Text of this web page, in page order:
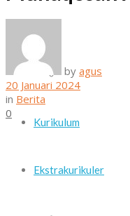
Sarana dan
Kurikulum
Ekstrakurikuler
by agus
20 Januari 2024
in Berita
0